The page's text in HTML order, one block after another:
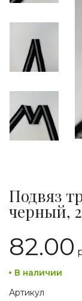
Подвяз
черный,
82.00
В наличии
Артикул